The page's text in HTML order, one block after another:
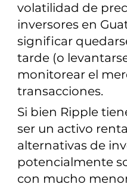
volatilidad de
inversores en
significar
tarde (o
monitorear el
transacciones.
Si bien Ripple
ser un activo
alternativas de
potencialmente
con mucho